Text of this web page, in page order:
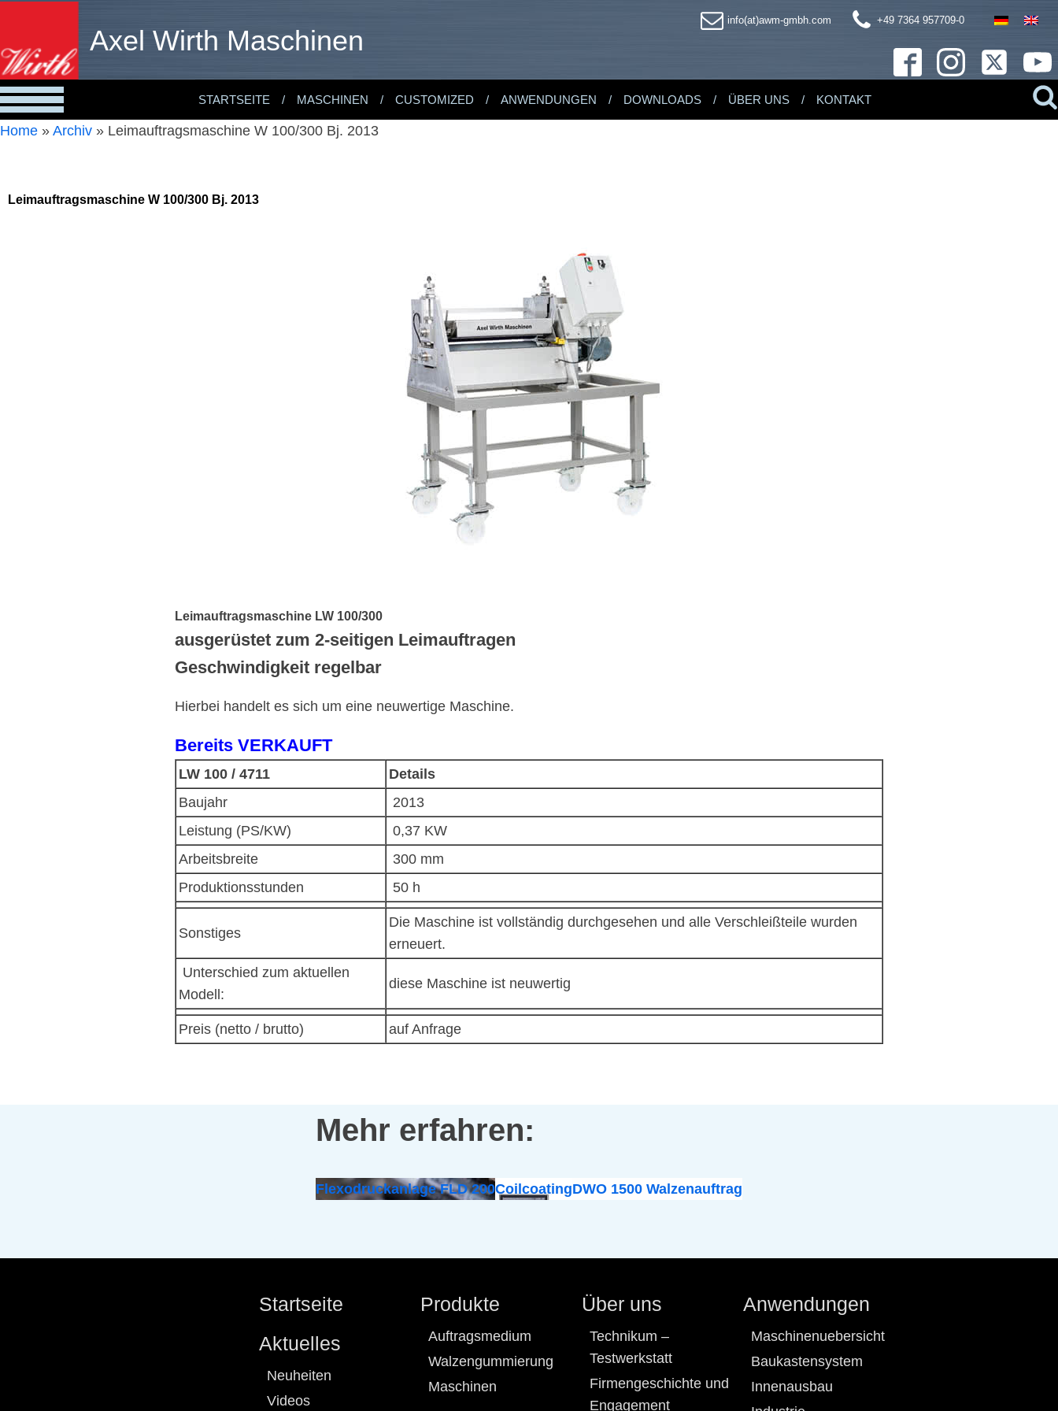
Axel Wirth Maschinen
info(at)awm-gmbh.com +49 7364 957709-0
STARTSEITE MASCHINEN CUSTOMIZED ANWENDUNGEN DOWNLOADS ÜBER UNS KONTAKT
Home » Archiv » Leimauftragsmaschine W 100/300 Bj. 2013
Leimauftragsmaschine W 100/300 Bj. 2013
Leimauftragsmaschine LW 100/300
ausgerüstet zum 2-seitigen Leimauftragen
Geschwindigkeit regelbar
Hierbei handelt es sich um eine neuwertige Maschine.
Bereits VERKAUFT
LW 100 / 4711
Details
Baujahr
2013
Leistung (PS/KW)
0,37 KW
Arbeitsbreite
300 mm
Produktionsstunden
50 h
Sonstiges
Die Maschine ist vollständig durchgesehen und alle Verschleißteile wurden
erneuert.
Unterschied zum aktuellen
Modell:
diese Maschine ist neuwertig
Preis (netto / brutto) auf Anfrage
Mehr erfahren:
Flexodruckanlage FLD 200CoilcoatingDWO 1500 Walzenauftrag
Startseite
Aktuelles
Neuheiten
Videos
Produkte
Auftragsmedium
Walzengummierung
Maschinen
Über uns
Technikum –
Testwerkstatt
Firmengeschichte und
Engagement
Anwendungen
Maschinenuebersicht
Baukastensystem
Innenausbau